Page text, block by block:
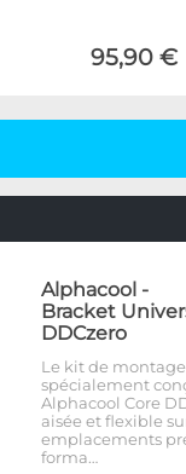
95,90 €
Alphacool -
Bracket
DDCzero
Le kit de
spécialement
Alphacool Core
aisée et flexible
emplacements
forma…